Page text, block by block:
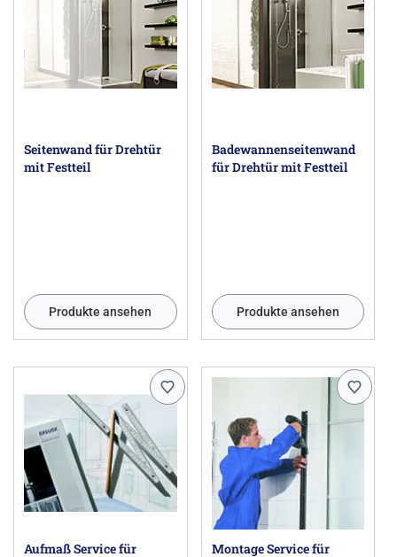
Seitenwand für Drehtür
mit Festteil
Produkte ansehen
Badewannenseitenwand
für Drehtür mit Festteil
Produkte ansehen
Aufmaß Service für
Montage Service für